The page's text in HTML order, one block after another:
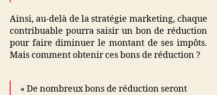
Ainsi, au-delà de la stratégie marketing, chaque
contribuable pourra saisir un bon de réduction
pour faire diminuer le montant de ses impôts.
Mais comment obtenir ces bons de réduction ?
« De nombreux bons de réduction seront